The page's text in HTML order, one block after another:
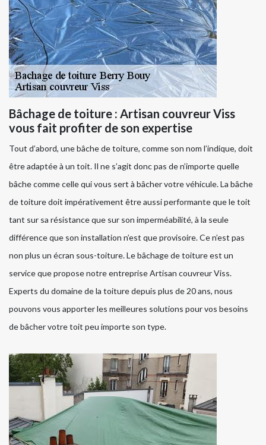
Bâchage de toiture : Artisan couvreur Viss
vous fait profiter de son expertise
Tout d’abord, une bâche de toiture, comme son nom l’indique, doit
être adaptée à un toit. Il ne s’agit donc pas de n’importe quelle
bâche comme celle qui vous sert à bâcher votre véhicule. La bâche
de toiture doit impérativement être aussi performante que le toit
tant sur sa résistance que sur son imperméabilité, à la seule
différence que son installation n’est que provisoire. Ce n’est pas
non plus un écran sous-toiture. Le bâchage de toiture est un
service que propose notre entreprise Artisan couvreur Viss.
Experts du domaine de la toiture depuis plus de 20 ans, nous
pouvons vous apporter les meilleures solutions pour vos besoins
de bâcher votre toit peu importe son type.